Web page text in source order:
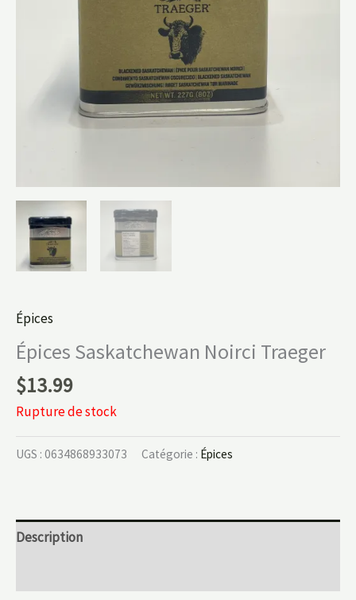
Épices
Épices Saskatchewan Noirci Traeger
$13.99
Rupture de stock
UGS : 0634868933073 Catégorie : Épices
Description